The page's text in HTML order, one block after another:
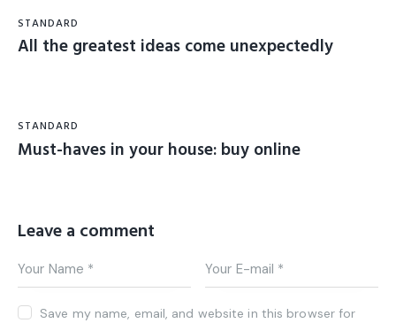
STANDARD
All the greatest ideas come unexpectedly
STANDARD
Must-haves in your house: buy online
Leave a comment
Save my name, email, and website in this browser for